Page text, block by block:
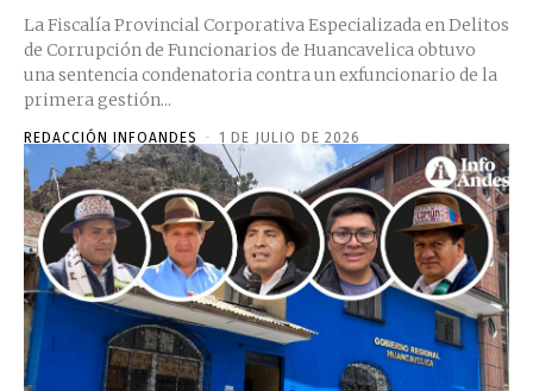
La Fiscalía Provincial Corporativa Especializada en Delitos
de Corrupción de Funcionarios de Huancavelica obtuvo
una sentencia condenatoria contra un exfuncionario de la
primera gestión...
REDACCIÓN INFOANDES - 1 DE JULIO DE 2026